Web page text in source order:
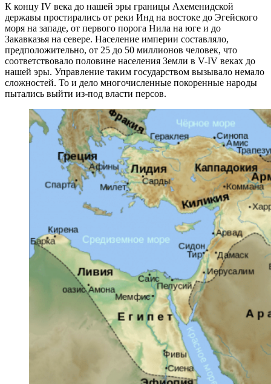
К концу IV века до нашей эры границы Ахеменидской
державы простирались от реки Инд на востоке до Эгейского
моря на западе, от первого порога Нила на юге и до
Закавказья на севере. Население империи составляло,
предположительно, от 25 до 50 миллионов человек, что
соответствовало половине населения Земли в V-IV веках до
нашей эры. Управление таким государством вызывало немало
сложностей. То и дело многочисленные покоренные народы
пытались выйти из-под власти персов.